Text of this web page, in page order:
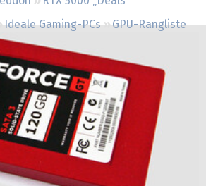
Ideale Gaming-PCs
GPU-Rangliste